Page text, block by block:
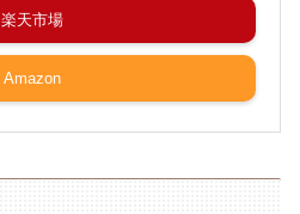
楽天市場
Amazon